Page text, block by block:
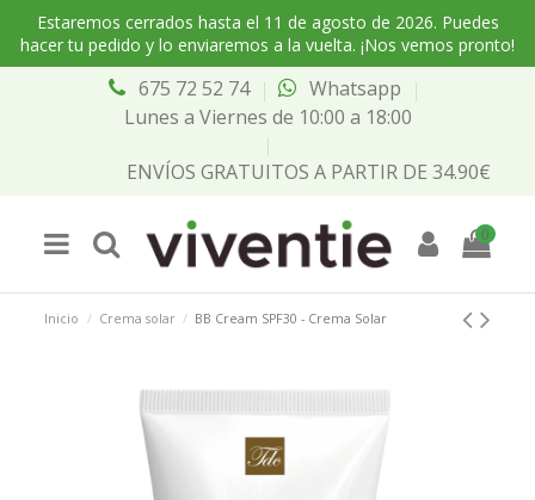
Estaremos cerrados hasta el 11 de agosto de 2026. Puedes
hacer tu pedido y lo enviaremos a la vuelta. ¡Nos vemos pronto!
675 72 52 74
Whatsapp
Lunes a Viernes de 10:00 a 18:00
ENVÍOS GRATUITOS A PARTIR DE 34.90€
0
Inicio Crema solar BB Cream SPF30 - Crema Solar